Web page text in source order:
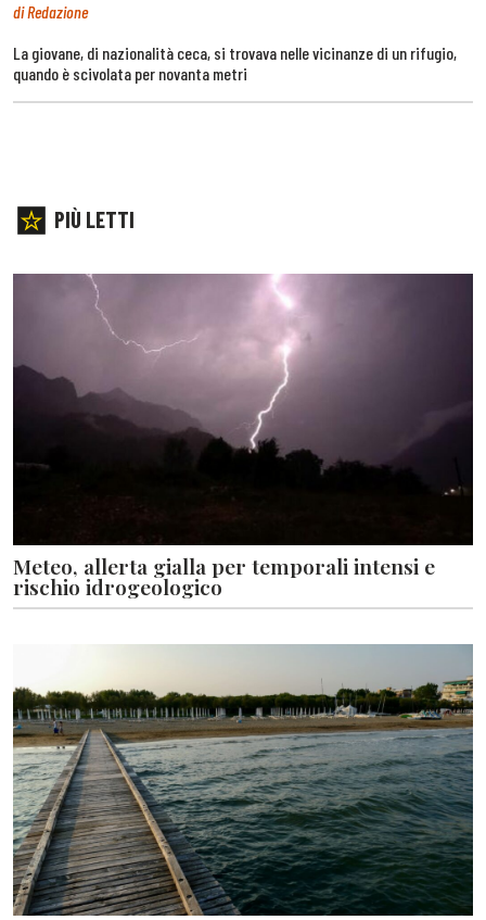
di Redazione
La giovane, di nazionalità ceca, si trovava nelle vicinanze di un rifugio,
quando è scivolata per novanta metri
PIÙ LETTI
Meteo, allerta gialla per temporali intensi e
rischio idrogeologico